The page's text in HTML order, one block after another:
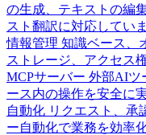
の生成、テキストの編
スト翻訳に対応してい
情報管理 知識ベース、
ストレージ、アクセス
MCPサーバー 外部AIツ
ース内の操作を安全に
自動化 リクエスト、承
ー自動化で業務を効率